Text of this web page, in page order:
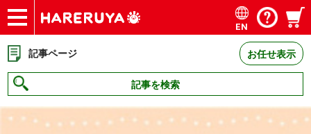
ショップ
買取
記事
デッキ検索
デッキ構築
選手一覧
店舗一覧
イベント
お問い合わせ
EN
記事ページ お任せ表示
記事を検索